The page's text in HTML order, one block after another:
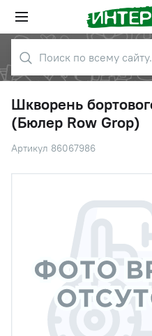
Шкворень
(Бюлер Row Grop)
Артикул 86067986